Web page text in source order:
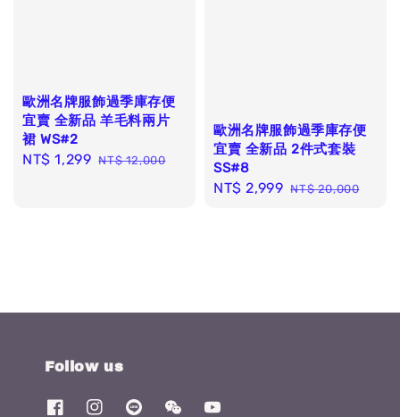
歐洲名牌服飾過季庫存便
宜賣 全新品 羊毛料兩片
裙 WS#2
Sale
NT$ 1,299 Regular
NT$ 12,000
歐洲名牌服飾過季庫存便
宜賣 全新品 2件式套裝
SS#8
Sale
NT$ 2,999 Regular
NT$ 20,000
Follow us